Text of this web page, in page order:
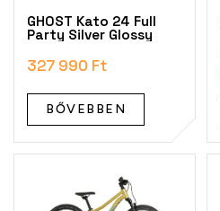
a
GHOST Kato 24 Full
Party Silver Glossy
327 990 Ft
BŐVEBBEN